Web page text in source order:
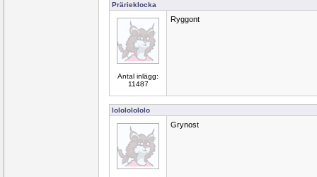
Prärieklocka
Antal inlägg:
11487
Ryggont
lolololololo
Grynost